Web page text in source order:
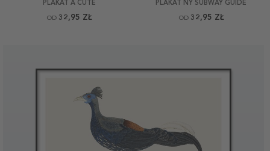
PLAKAT A CUTE
OD 32,95 ZŁ
PLAKAT NY SUBWAY GUIDE
OD 32,95 ZŁ